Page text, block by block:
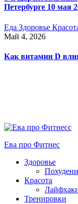
Петербурге 10 мая
Еда Здоровье
Май 4, 2026
Как витамин D
Ева про Фитнес
Здоровье
Красота
Тренировки